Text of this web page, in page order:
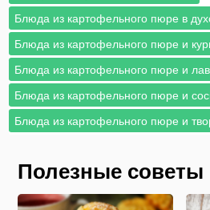
Блюда из картофельного пюре в
Блюда из картофельного пюре и
Блюда из картофельного пюре и
Блюда из картофельного пюре и
Блюда из картофельного пюре и
Полезные советы